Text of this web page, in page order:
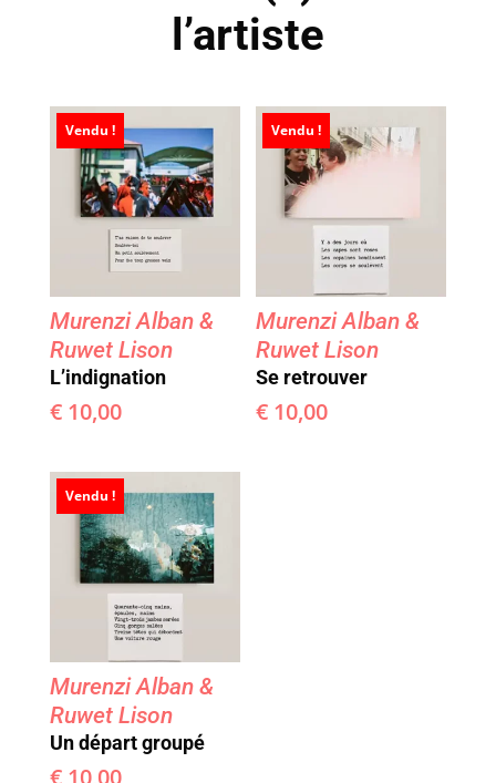
l’artiste
Vendu !
Murenzi Alban &
Ruwet Lison
L’indignation
€10,00
Vendu !
Murenzi Alban &
Ruwet Lison
Se retrouver
€ 10,00
Vendu !
Murenzi Alban &
Ruwet Lison
Un départ groupé